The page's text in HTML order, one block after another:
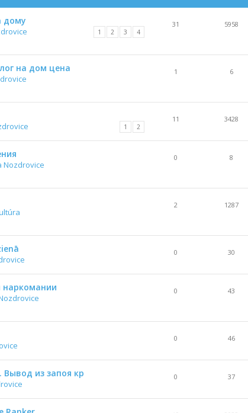
дому
1 2 3 4
31 5958
на дом цена 1 6
1 2
11 3428
Nozdrovice
0 8
2 1287
0 30
0 43
0 46
Вывод из запоя кр 0 37